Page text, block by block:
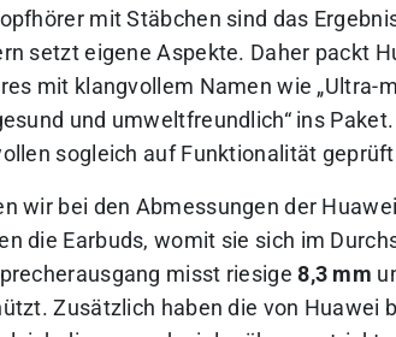
mit Stäbchen sind das
setzt eigene Aspekte. Daher packt
mit klangvollem Namen wie „Ultra-
und umweltfreundlich“ ins
sogleich auf Funktionalität
wir bei den Abmessungen der
die Earbuds, womit sie sich im
misst riesige8,3 mm
Zusätzlich haben die von Huawei